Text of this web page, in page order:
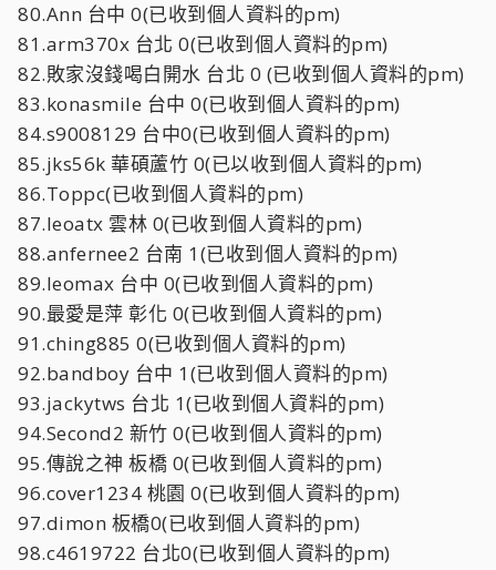
80.Ann 台中 0(已收到個人資料的pm)
81.arm370x 台北 0(已收到個人資料的pm)
82.敗家沒錢喝白開水 台北 0 (已收到個人資料的pm)
83.konasmile 台中 0(已收到個人資料的pm)
84.s9008129 台中0(已收到個人資料的pm)
85.jks56k 華碩蘆竹 0(已以收到個人資料的pm)
86.Toppc(已收到個人資料的pm)
87.leoatx 雲林 0(已收到個人資料的pm)
88.anfernee2 台南 1(已收到個人資料的pm)
89.leomax 台中 0(已收到個人資料的pm)
90.最愛是萍 彰化 0(已收到個人資料的pm)
91.ching885 0(已收到個人資料的pm)
92.bandboy 台中 1(已收到個人資料的pm)
93.jackytws 台北 1(已收到個人資料的pm)
94.Second2 新竹 0(已收到個人資料的pm)
95.傳說之神 板橋 0(已收到個人資料的pm)
96.cover1234 桃園 0(已收到個人資料的pm)
97.dimon 板橋0(已收到個人資料的pm)
98.c4619722 台北0(已收到個人資料的pm)